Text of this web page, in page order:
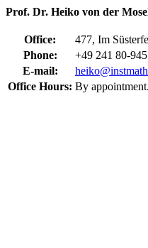
Prof. Dr. Heiko von der
Office:
477, Im
Phone:
+49 241 80-
E-mail:
Office Hours: By appointment.